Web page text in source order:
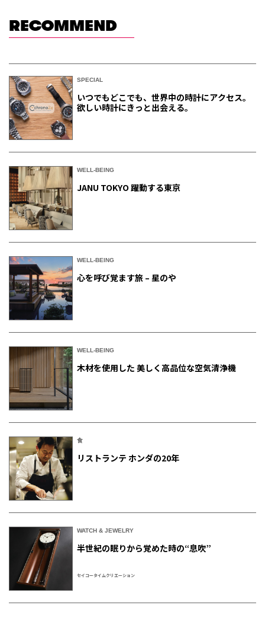
RECOMMEND
SPECIAL
いつでもどこでも、世界中の時計にアクセス。
欲しい時計にきっと出会える。
WELL-BEING
JANU TOKYO 躍動する東京
WELL-BEING
心を呼び覚ます旅 – 星のや
WELL-BEING
木材を使用した 美しく高品位な空気清浄機
食
リストランテ ホンダの20年
WATCH & JEWELRY
半世紀の眠りから覚めた時の“息吹”
セイコータイムクリエーション